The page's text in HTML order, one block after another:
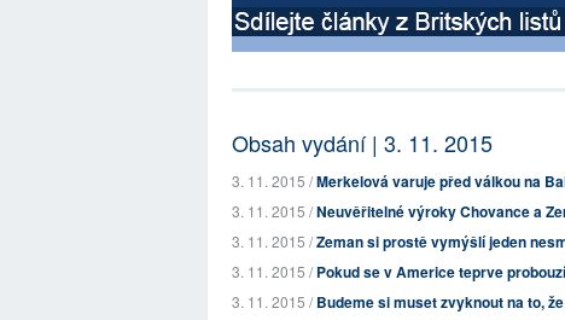
Obsah vydání | 3. 11. 2015
3. 11. 2015 /Merkelová varuje před válkou na
3. 11. 2015 /Neuvěřitelné výroky Chovance a
3. 11. 2015 /Zeman si prostě vymýšlí jeden
3. 11. 2015 /Pokud se v Americe teprve
3. 11. 2015 /Budeme si muset zvyknout na to,